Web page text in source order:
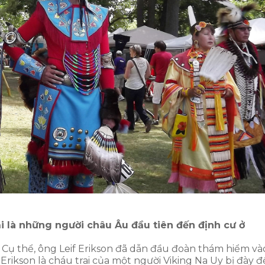
là những người châu Âu đầu tiên đến định cư ở
thể, ông Leif Erikson đã dẫn đầu đoàn thám hiểm
là cháu trai của một người Viking Na Uy bị đày